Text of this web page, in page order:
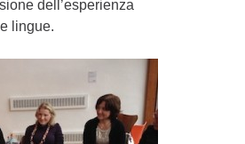
dell’esperienza
lingue.